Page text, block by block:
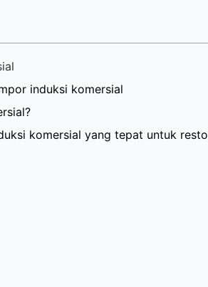
induksi komersial
komersial yang tepat untuk